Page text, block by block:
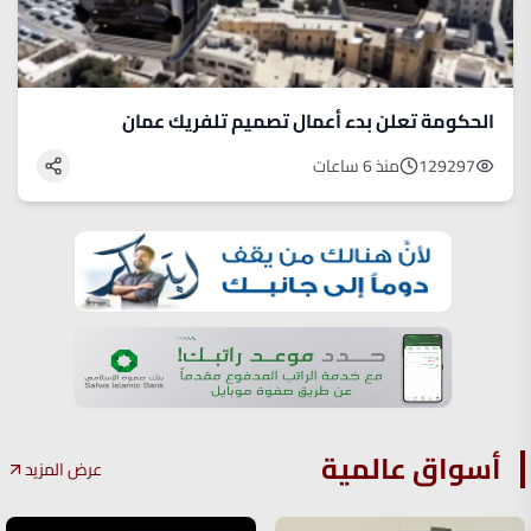
الحكومة تعلن بدء أعمال تصميم تلفريك عمان
129297 منذ 6 ساعات
أسواق عالمية عرض المزيد